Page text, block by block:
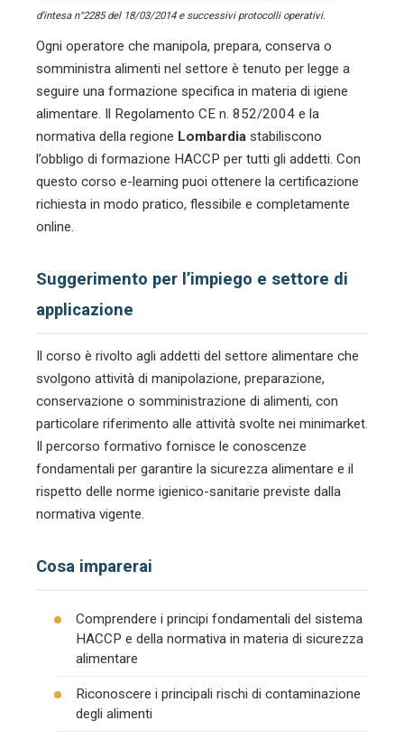
d’intesa n°2285 del 18/03/2014 e successivi protocolli operativi.
Ogni operatore che manipola, prepara, conserva o
somministra alimenti nel settore è tenuto per legge a
seguire una formazione specifica in materia di igiene
alimentare. Il Regolamento CE n. 852/2004 e la
normativa della regione Lombardia stabiliscono
l’obbligo di formazione HACCP per tutti gli addetti. Con
questo corso e-learning puoi ottenere la certificazione
richiesta in modo pratico, flessibile e completamente
online.
Suggerimento per l’impiego e settore di
applicazione
Il corso è rivolto agli addetti del settore alimentare che
svolgono attività di manipolazione, preparazione,
conservazione o somministrazione di alimenti, con
particolare riferimento alle attività svolte nei minimarket.
Il percorso formativo fornisce le conoscenze
fondamentali per garantire la sicurezza alimentare e il
rispetto delle norme igienico-sanitarie previste dalla
normativa vigente.
Cosa imparerai
Comprendere i principi fondamentali del sistema
HACCP e della normativa in materia di sicurezza
alimentare
Riconoscere i principali rischi di contaminazione
degli alimenti